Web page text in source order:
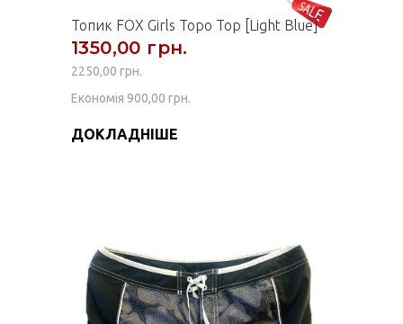
Топик FOX Girls Topo Top [Light Blue]
1350,00 грн.
2250,00 грн.
Економія 900,00 грн.
ДОКЛАДНІШЕ